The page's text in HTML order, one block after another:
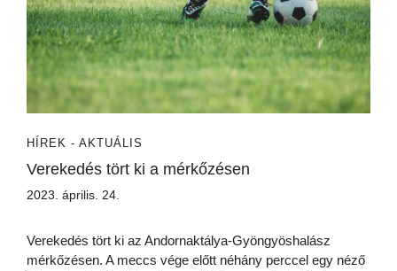
HÍREK - AKTUÁLIS
Verekedés tört ki a mérkőzésen
2023. április. 24.
Verekedés tört ki az Andornaktálya-Gyöngyöshalász
mérkőzésen. A meccs vége előtt néhány perccel egy néző